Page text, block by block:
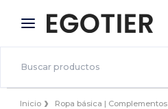
× App de Egotier
¡Mejores precios en app!
Inicio Ropa básica | Complementos